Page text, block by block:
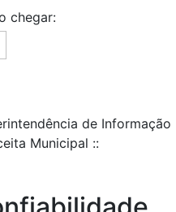
chegar:
de Informação
Municipal ::